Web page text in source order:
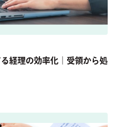
経理の効率化｜受領から処